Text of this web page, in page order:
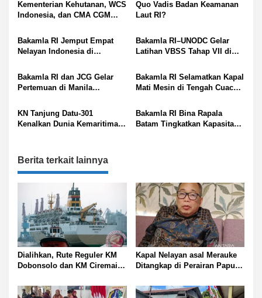
s
p
o
s
Kementerian Kehutanan, WCS
Indonesia, dan CMA CGM
untuk Memberantas
Perdagangan Ilegal Satwa
Quo Vadis Badan Keamanan
Laut RI?
Bakamla RI Jemput Empat
Nelayan Indonesia di
Malaysia
Bakamla RI–UNODC Gelar
Latihan VBSS Tahap VII di
Bakamla RI dan JCG Gelar
Pertemuan di Manila
Bakamla RI Selamatkan Kapal
Mati Mesin di Tengah Cuaca
KN Tanjung Datu-301
Kenalkan Dunia Kemaritiman
Bakamla RI Bina Rapala
Batam Tingkatkan Kapasitas
Berita terkait lainnya
Dialihkan, Rute Reguler KM
Dobonsolo dan KM Ciremai
Kapal Nelayan asal Merauke
Ditangkap di Perairan Papua